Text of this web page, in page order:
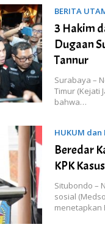
BERITA
3 Hakim
Dugaan
Tannur
Surabaya –
Timur (Kejati
bahwa…
HUKUM dan
Beredar
KPK
Situbondo –
sosial
menetapkan